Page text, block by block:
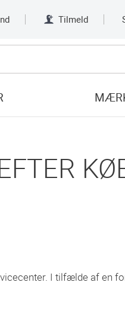
Tilmeld
I tilfælde af en